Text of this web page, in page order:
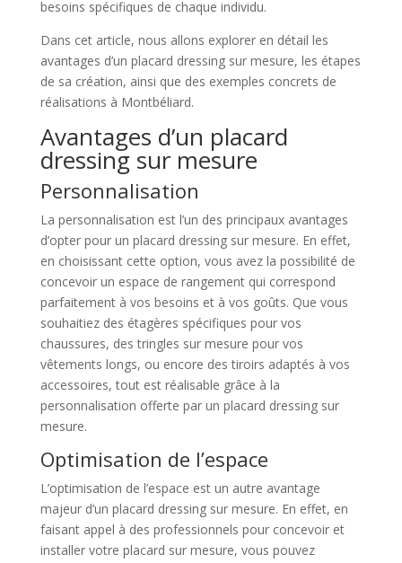
besoins spécifiques de chaque individu.
Dans cet article, nous allons explorer en détail les
avantages d’un placard dressing sur mesure, les étapes
de sa création, ainsi que des exemples concrets de
réalisations à Montbéliard.
Avantages d’un placard
dressing sur mesure
Personnalisation
La personnalisation est l’un des principaux avantages
d’opter pour un placard dressing sur mesure. En effet,
en choisissant cette option, vous avez la possibilité de
concevoir un espace de rangement qui correspond
parfaitement à vos besoins et à vos goûts. Que vous
souhaitiez des étagères spécifiques pour vos
chaussures, des tringles sur mesure pour vos
vêtements longs, ou encore des tiroirs adaptés à vos
accessoires, tout est réalisable grâce à la
personnalisation offerte par un placard dressing sur
mesure.
Optimisation de l’espace
L’optimisation de l’espace est un autre avantage
majeur d’un placard dressing sur mesure. En effet, en
faisant appel à des professionnels pour concevoir et
installer votre placard sur mesure, vous pouvez